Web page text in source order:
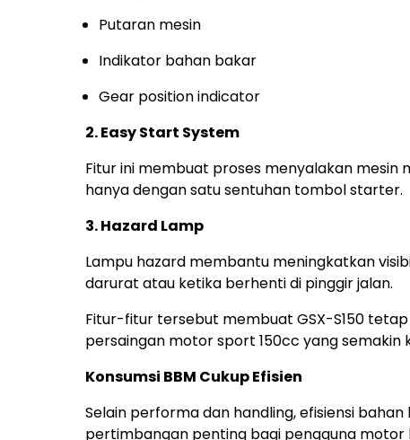
Putaran mesin
Indikator bahan bakar
Gear position indicator
2. Easy Start System
Fitur ini membuat proses menyalakan mesin
hanya dengan satu sentuhan tombol starter.
3. Hazard Lamp
Lampu hazard membantu meningkatkan
darurat atau ketika berhenti di pinggir jalan.
Fitur-fitur tersebut membuat GSX-S150
persaingan motor sport 150cc yang semakin
Konsumsi BBM Cukup Efisien
Selain performa dan handling, efisiensi
pertimbangan penting bagi pengguna motor